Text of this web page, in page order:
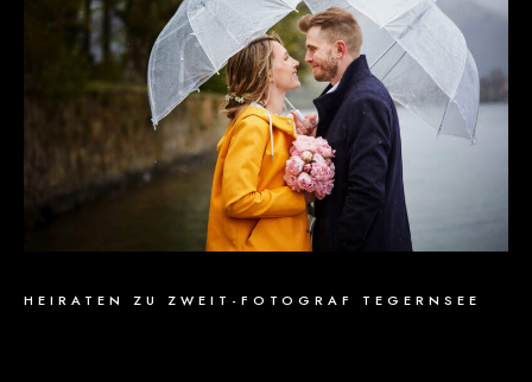
HEIRATEN ZU ZWEIT-FOTOGRAF TEGERNSEE